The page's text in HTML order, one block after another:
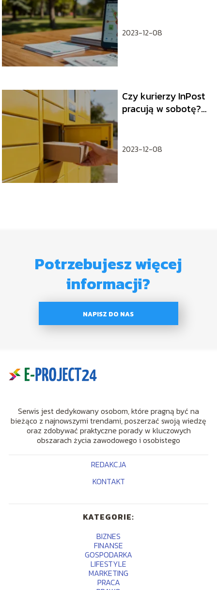
2023-12-08
Czy kurierzy InPost
pracują w sobotę?
2023-12-08
Potrzebujesz więcej
informacji?
NAPISZ DO NAS
Serwis jest dedykowany osobom, które pragną być na
bieżąco z najnowszymi trendami, poszerzać swoją wiedzę
oraz zdobywać praktyczne porady w kluczowych
obszarach życia zawodowego i osobistego
REDAKCJA
KONTAKT
KATEGORIE:
BIZNES
FINANSE
GOSPODARKA
LIFESTYLE
MARKETING
PRACA